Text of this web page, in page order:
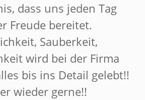
dass uns jeden Tag
Freude bereitet.
Sauberkeit,
wird bei der Firma
bis ins Detail gelebt!!
wieder gerne!!